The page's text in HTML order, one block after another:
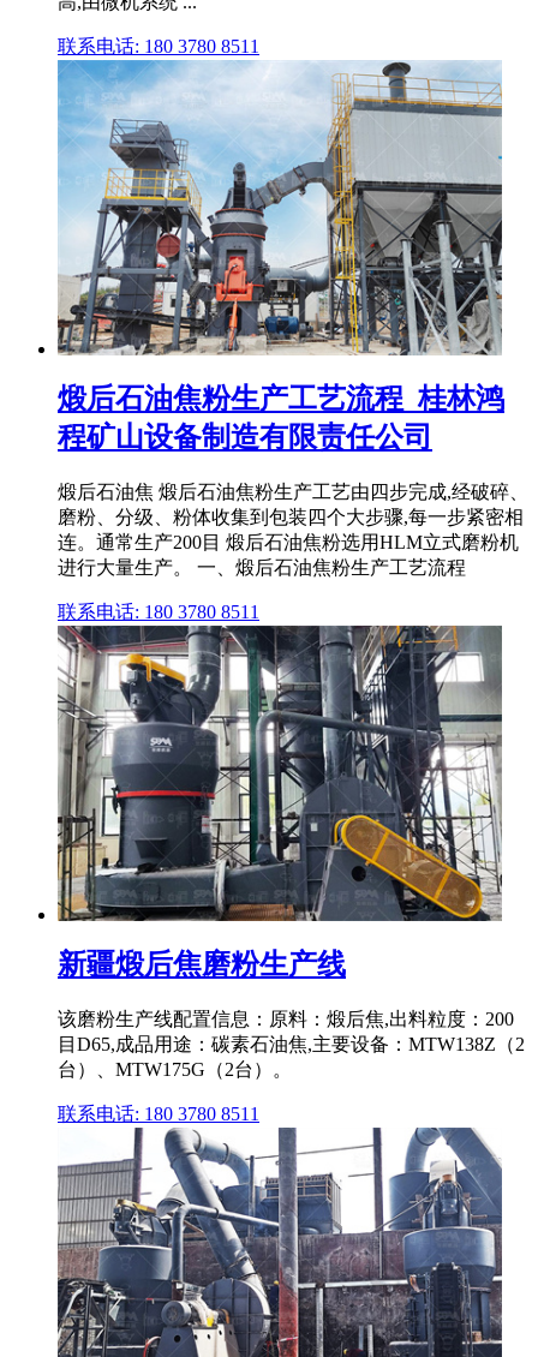
联系电话: 180 3780 8511
煅后石油焦粉生产工艺流程_桂林鸿
程矿山设备制造有限责任公司
煅后石油焦 煅后石油焦粉生产工艺由四步完成,经破碎、
磨粉、分级、粉体收集到包装四个大步骤,每一步紧密相
连。通常生产200目 煅后石油焦粉选用HLM立式磨粉机
进行大量生产。 一、煅后石油焦粉生产工艺流程
联系电话: 180 3780 8511
新疆煅后焦磨粉生产线
该磨粉生产线配置信息：原料：煅后焦,出料粒度：200
目D65,成品用途：碳素石油焦,主要设备：MTW138Z（2
台）、MTW175G（2台）。
联系电话: 180 3780 8511